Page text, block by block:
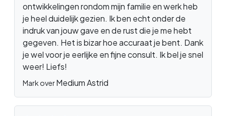
ontwikkelingen rondom mijn familie en werk heb
je heel duidelijk gezien. Ik ben echt onder de
indruk van jouw gave en de rust die je me hebt
gegeven. Het is bizar hoe accuraat je bent. Dank
je wel voor je eerlijke en fijne consult. Ik bel je snel
weer! Liefs!
Mark overMedium Astrid